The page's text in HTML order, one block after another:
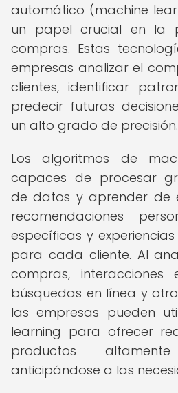
automático (machine
un papel crucial en la
compras. Estas
empresas analizar el
clientes, identificar
predecir futuras
un alto grado de precisión.
Los algoritmos de
capaces de procesar
de datos y aprender de
recomendaciones
específicas y
para cada cliente. Al
compras, interacciones
búsquedas en línea y
las empresas pueden
learning para ofrecer
productos altamente
anticipándose a las